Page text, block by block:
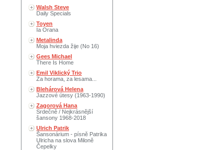
Walsh Steve
Daily Specials
Toyen
Ia Orana
Metalinda
Moja hviezda žije (No 16)
Gees Michael
There Is Home
Emil Viklický Trio
Za horama, za lesama...
Blehárová Helena
Jazzové útesy (1963-1990)
Zagorová Hana
Srdečně / Nejkrásnější
šansony 1968-2018
Ulrich Patrik
Šansonárium - písně Patrika
Ulricha na slova Miloně
Čepelky